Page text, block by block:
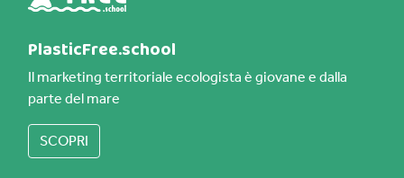
PlasticFree.school
Il marketing territoriale ecologista è giovane e dalla
parte del mare
SCOPRI